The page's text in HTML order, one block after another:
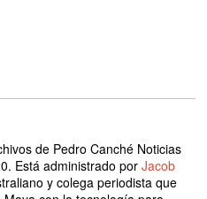
de Pedro Canché Noticias
Está administrado porJacob
y colega periodista que